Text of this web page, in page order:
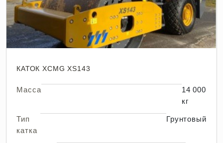
КАТОК XCMG XS143
Масса
14 000
кг
Тип
катка
Грунтовый